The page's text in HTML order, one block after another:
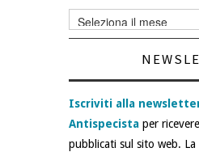
Archivi
articoli
Iscriviti alla
Antispecista per
pubblicati sul sito web.